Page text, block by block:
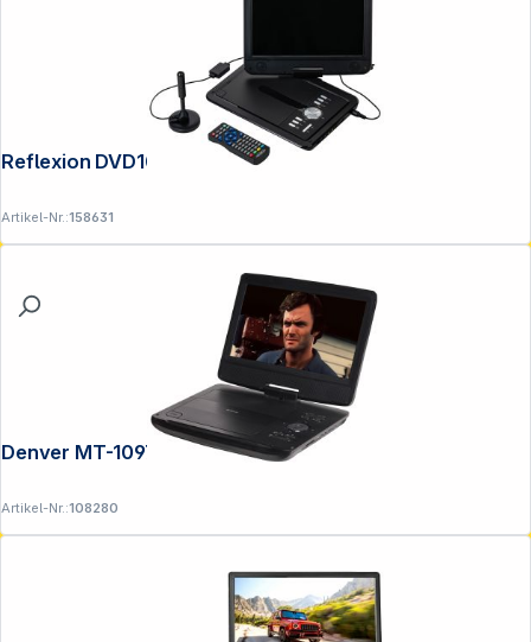
Reflexion DVD1025
Artikel-Nr.:158631
Denver MT-1097
Artikel-Nr.:108280